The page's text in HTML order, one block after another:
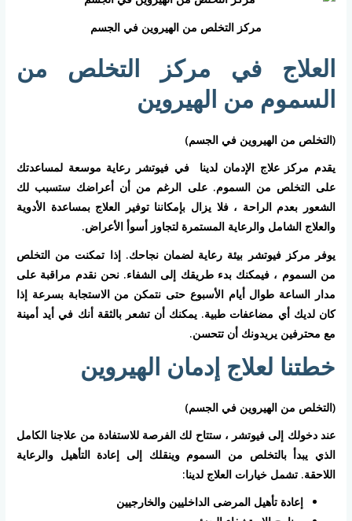
مركز التخلص من الهيروين في الجسم
العلاج في مركز التخلص من
السموم من الهيروين
(التخلص من الهيروين في الجسم)
يقدم مركز علاج الإدمان لدينا في فيوتشر رعاية موسعة لمساعدتك
على التخلص من السموم. على الرغم من أن أعراضك ستسبب لك
الشعور بعدم الراحة ، فلا يزال بإمكاننا توفير العلاج بمساعدة الأدوية
والعلاج الشامل والرعاية المستمرة لتجاوز أسوأ الأعراض.
يوفر مركز فيوتشر بيئة رعاية لضمان نجاحك. إذا تمكنت من التخلص
من السموم ، فيمكنك بدء طريقك إلى الشفاء. نحن نقدم مراقبة على
مدار الساعة طوال أيام الأسبوع حتى نتمكن من الاستجابة بسرعة إذا
كان لديك أي مضاعفات طبية. يمكنك أن تشعر بالثقة أنك في أيد أمينة
مع محترفين يريدونك أن تتحسن.
خطتنا لعلاج إدمان الهيروين
(التخلص من الهيروين في الجسم)
عند دخولك إلى فيوتشر ، ستتاح لك الفرصة للاستفادة من علاجنا الكامل
الذي يبدأ بالتخلص من السموم وينقلك إلى إعادة التأهيل والرعاية
اللاحقة. تشمل خيارات العلاج لدينا:
إعادة تأهيل المرضى الداخليين والخارجيين